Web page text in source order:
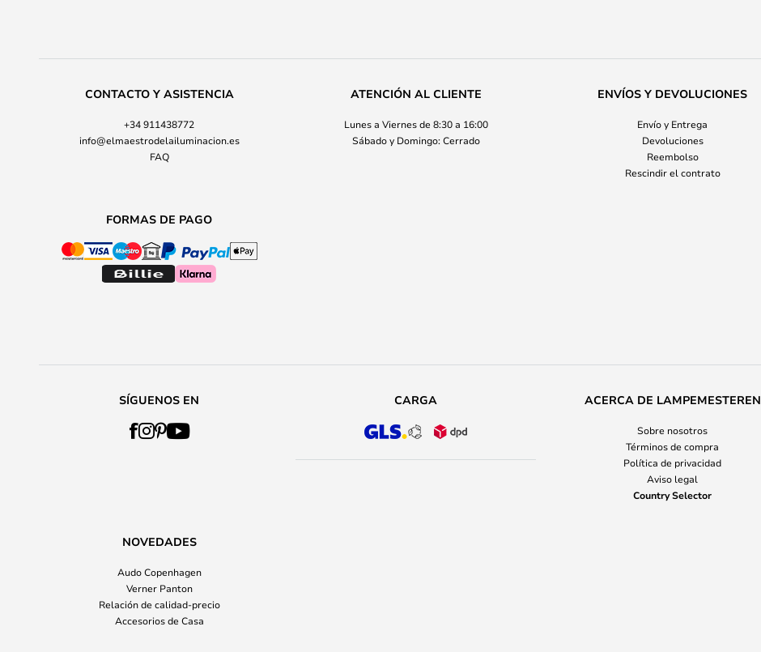
CONTACTO Y ASISTENCIA
+34 911438772
info@elmaestrodelailuminacion.es
FAQ
ATENCIÓN AL CLIENTE
Lunes a Viernes de 8:30 a 16:00
Sábado y Domingo: Cerrado
ENVÍOS Y DEVOLUCIONES
Envío y Entrega
Devoluciones
Reembolso
Rescindir el contrato
FORMAS DE PAGO
SÍGUENOS EN CARGA ACERCA DE LAMPEMESTEREN
Sobre nosotros
Términos de compra
Política de privacidad
Aviso legal
Country Selector
NOVEDADES
Audo Copenhagen
Verner Panton
Relación de calidad-precio
Accesorios de Casa